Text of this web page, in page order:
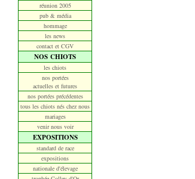
réunion 2005
pub & média
hommage
les news
contact et CGV
NOS CHIOTS
les chiots
nos portées
actuelles et futures
nos portées précédentes
tous les chiots nés chez nous
mariages
venir nous voir
EXPOSITIONS
standard de race
expositions
nationale d'élevage